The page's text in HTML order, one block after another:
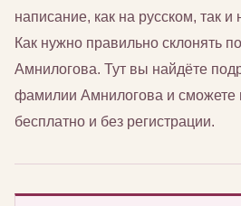
написание, как на русском, так и
Как нужно правильно склонять
Амнилогова. Тут вы найдёте
фамилии Амнилогова и сможете
бесплатно и без регистрации.